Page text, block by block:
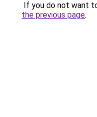
If you do not want
the previous page.